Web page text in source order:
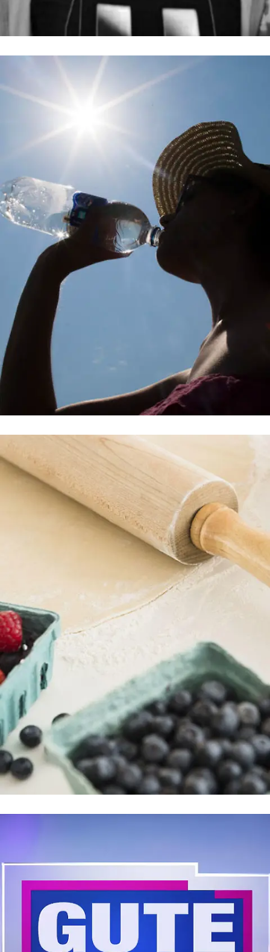
Alle News & Infos
Gewaltverbrechen an Fabian († 8) aus
Themenseite
Themenseite